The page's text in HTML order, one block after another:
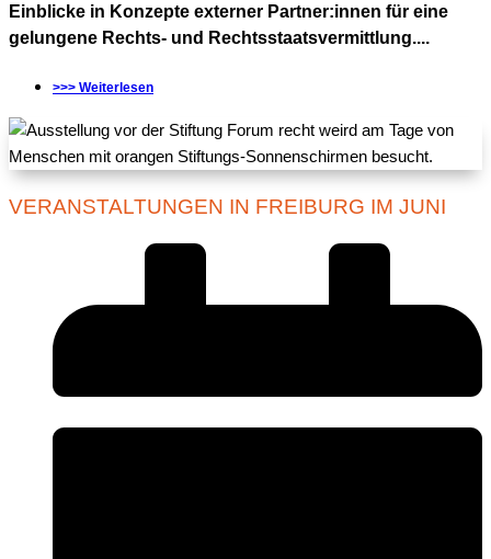
Einblicke in Konzepte externer Partner:innen für eine
gelungene Rechts- und Rechtsstaatsvermittlung....
>>> Weiterlesen
VERANSTALTUNGEN IN FREIBURG IM JUNI